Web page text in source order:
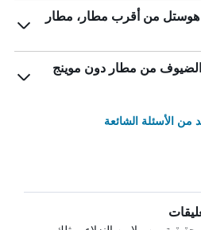
هوستل من أقرب مطار، مطار
من مطار دون موينج
الأسئلة الشائعة